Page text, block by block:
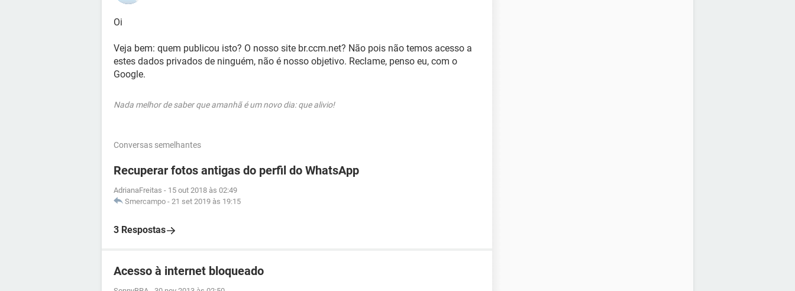
Oi
Veja bem: quem publicou isto? O nosso site br.ccm.net? Não pois não temos acesso a
estes dados privados de ninguém, não é nosso objetivo. Reclame, penso eu, com o
Google.
Nada melhor de saber que amanhã é um novo dia: que alivio!
Conversas semelhantes
Recuperar fotos antigas do perfil do WhatsApp
AdrianaFreitas - 15 out 2018 às 02:49
Smercampo - 21 set 2019 às 19:15
3 Respostas
Acesso à internet bloqueado